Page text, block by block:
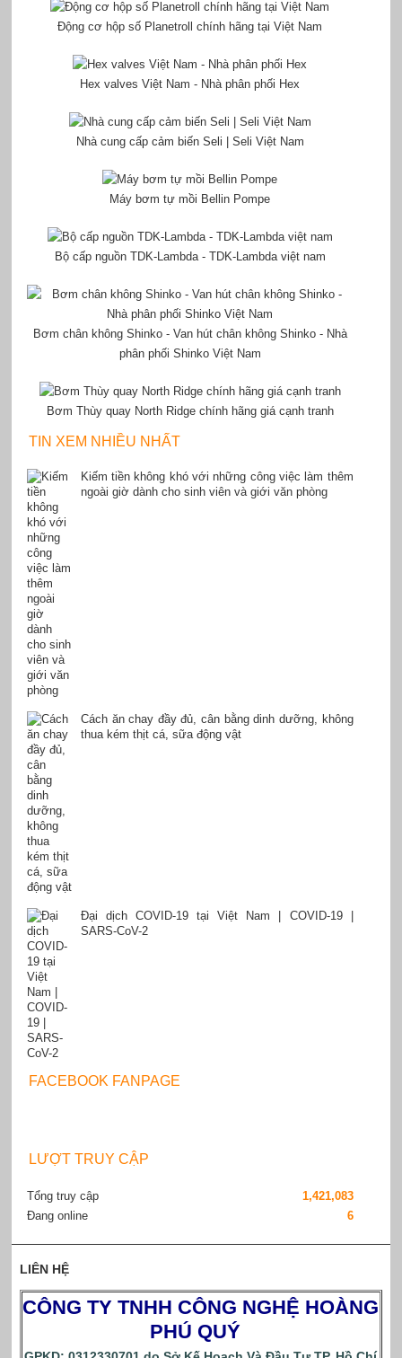
Động cơ hộp số Planetroll chính hãng tại Việt Nam
Hex valves Việt Nam - Nhà phân phối Hex
Nhà cung cấp cảm biến Seli | Seli Việt Nam
Máy bơm tự mồi Bellin Pompe
Bộ cấp nguồn TDK-Lambda - TDK-Lambda việt nam
Bơm chân không Shinko - Van hút chân không Shinko - Nhà
phân phối Shinko Việt Nam
Bơm Thùy quay North Ridge chính hãng giá cạnh tranh
TIN XEM NHIỀU NHẤT
Kiếm tiền không khó với những công việc làm thêm
ngoài giờ dành cho sinh viên và giới văn phòng
Cách ăn chay đầy đủ, cân bằng dinh dưỡng, không
thua kém thịt cá, sữa động vật
Đại dịch COVID-19 tại Việt Nam | COVID-19 |
SARS-CoV-2
FACEBOOK FANPAGE
LƯỢT TRUY CẬP
Tổng truy cập
1,421,083
Đang online
6
LIÊN HỆ
CÔNG TY TNHH CÔNG NGHỆ HOÀNG
PHÚ QUÝ